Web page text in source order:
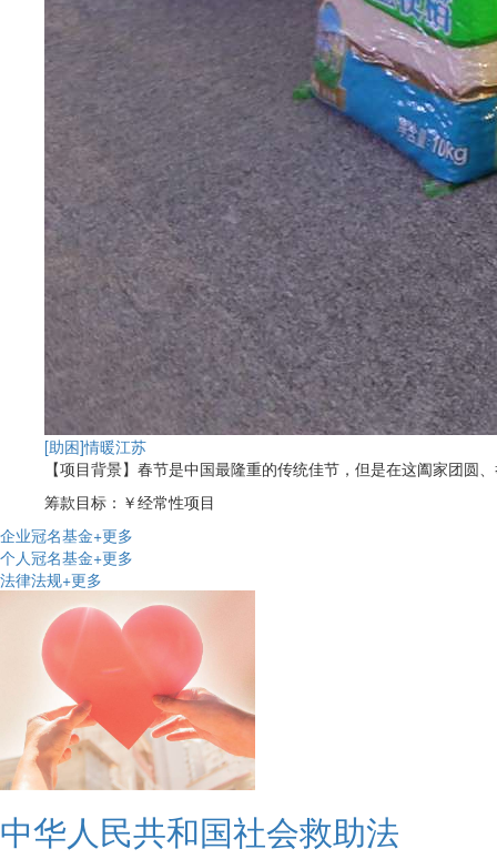
[助困]情暖江苏
【项目背景】春节是中国最隆重的传统佳节，但是在这阖家团圆
筹款目标： ￥经常性项目
企业冠名基金+更多
个人冠名基金+更多
法律法规+更多
中华人民共和国社会救助法